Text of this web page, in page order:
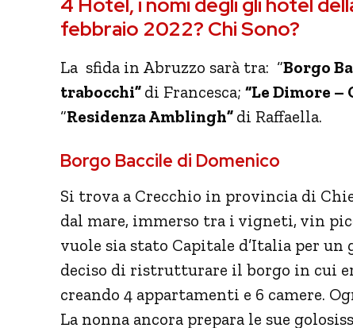
febbraio 2022? Chi Sono?
La sfida in Abruzzo sarà tra: “Borgo
trabocchi” di Francesca; “Le Dimore –
“Residenza Amblingh” di Raffaella.
Borgo Baccile di Domenico
Si trova a Crecchio in provincia di
dal mare, immerso tra i vigneti, vin
vuole sia stato Capitale d’Italia per un
deciso di ristrutturare il borgo in cui
creando 4 appartamenti e 6 camere.
La nonna ancora prepara le sue